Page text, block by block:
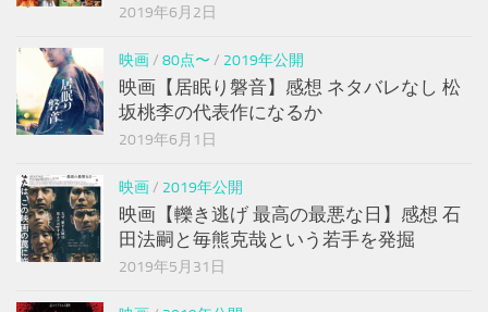
2019年6月2日
映画/ 80点〜 / 2019年公開
映画【居眠り磐音】感想 ネタバレなし 松
坂桃李の代表作になるか
2019年6月1日
映画/ 2019年公開
映画【轢き逃げ 最高の最悪な日】感想 石
田法嗣と毎熊克哉という若手を発掘
2019年5月31日